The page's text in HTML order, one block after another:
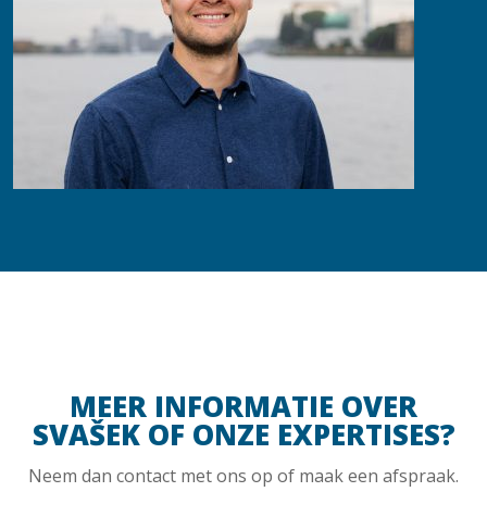
MEER INFORMATIE OVER
SVAŠEK OF ONZE EXPERTISES?
Neem dan contact met ons op of maak een afspraak.